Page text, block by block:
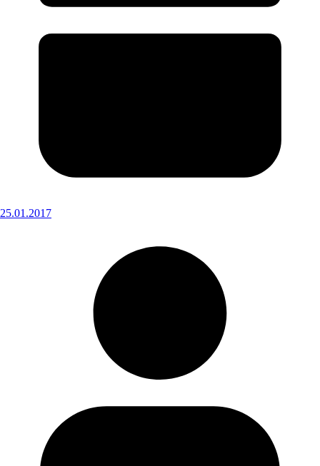
25.01.2017